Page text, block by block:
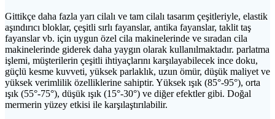
Gittikçe daha fazla yarı cilalı ve tam cilalı tasarım çeşitleriyle, elastik
aşındırıcı bloklar, çeşitli sırlı fayanslar, antika fayanslar, taklit taş
fayanslar vb. için uygun özel cila makinelerinde ve sıradan cila
makinelerinde giderek daha yaygın olarak kullanılmaktadır. parlatma
işlemi, müşterilerin çeşitli ihtiyaçlarını karşılayabilecek ince doku,
güçlü kesme kuvveti, yüksek parlaklık, uzun ömür, düşük maliyet ve
yüksek verimlilik özelliklerine sahiptir. Yüksek ışık (85°-95°), orta
ışık (55°-75°), düşük ışık (15°-30°) ve diğer efektler gibi. Doğal
mermerin yüzey etkisi ile karşılaştırılabilir.